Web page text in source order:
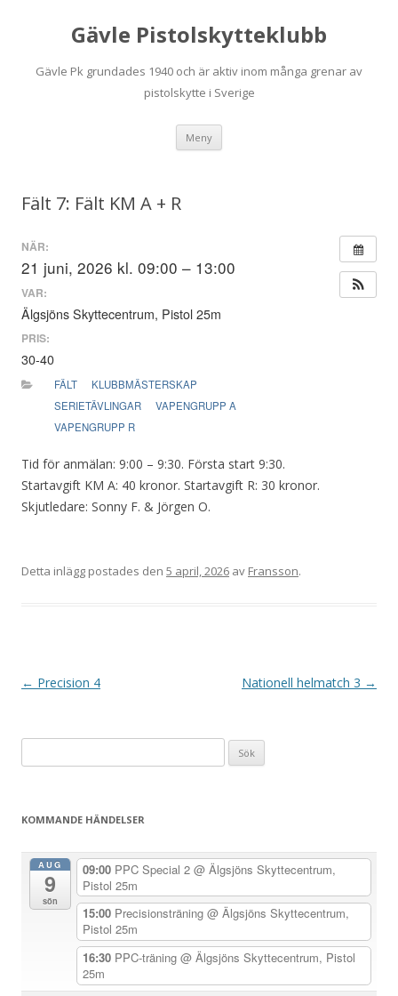
Gävle Pistolskytteklubb
Gävle Pk grundades 1940 och är aktiv inom många grenar av
pistolskytte i Sverige
Meny
Fält 7: Fält KM A + R
NÄR:
21 juni, 2026 kl. 09:00 – 13:00
VAR:
Älgsjöns Skyttecentrum, Pistol 25m
PRIS:
30-40
FÄLT
KLUBBMÄSTERSKAP
SERIETÄVLINGAR
VAPENGRUPP A
VAPENGRUPP R
Tid för anmälan: 9:00 – 9:30. Första start 9:30.
Startavgift KM A: 40 kronor. Startavgift R: 30 kronor.
Skjutledare: Sonny F. & Jörgen O.
Detta inlägg postades den 5 april, 2026 av Fransson.
I
n
← Precision 4 Nationell helmatch 3 →
efter:
KOMMANDE HÄNDELSER
AUG
9
sön
09:00 PPC Special 2 @ Älgsjöns Skyttecentrum,
Pistol 25m
15:00 Precisionsträning @ Älgsjöns Skyttecentrum,
Pistol 25m
16:30 PPC-träning @ Älgsjöns Skyttecentrum, Pistol
25m